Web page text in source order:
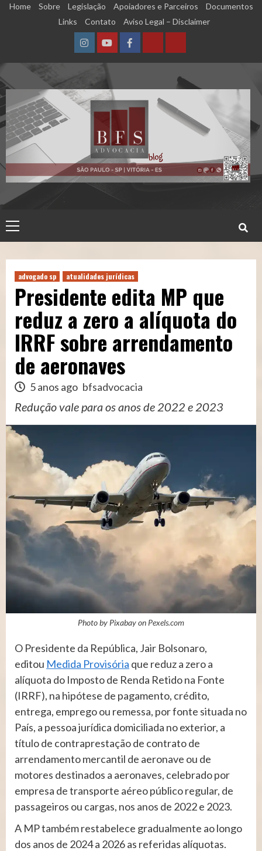
SkipHome Sobre Legislação Apoiadores e Parceiros
Documentos
Links
Contato Aviso Legal – Disclaimer
InstagramYouTubeFacebookCalculadora
Qualidade
de
Segurado
(INSS)
Calculadora
Tempo
de
Contribuição
Menu
advogado sp atualidades jurídicas
Presidente edita MP que
reduz a zero a alíquota do
IRRF sobre arrendamento
de aeronaves
5 anos ago bfsadvocacia
Redução vale para os anos de 2022 e 2023
Photo by Pixabay on Pexels.com
O Presidente da República, Jair Bolsonaro,
editou Medida Provisória que reduz a zero a
alíquota do Imposto de Renda Retido na Fonte
(IRRF), na hipótese de pagamento, crédito,
entrega, emprego ou remessa, por fonte situada no
País, a pessoa jurídica domiciliada no exterior, a
título de contraprestação de contrato de
arrendamento mercantil de aeronave ou de
motores destinados a aeronaves, celebrado por
empresa de transporte aéreo público regular, de
passageiros ou cargas, nos anos de 2022 e 2023.
A MP também restabelece gradualmente ao longo
dos anos de 2024 a 2026 as referidas alíquotas.